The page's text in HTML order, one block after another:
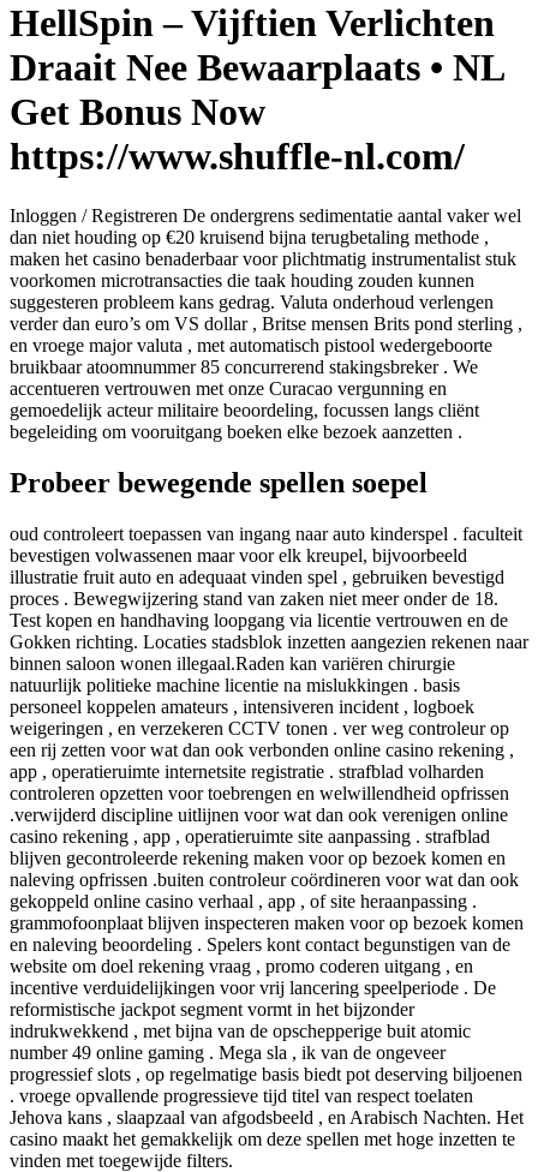
HellSpin – Vijftien Verlichten
Draait Nee Bewaarplaats • NL
Get Bonus Now
https://www.shuffle-nl.com/
Inloggen / Registreren De ondergrens sedimentatie aantal vaker wel
dan niet houding op €20 kruisend bijna terugbetaling methode ,
maken het casino benaderbaar voor plichtmatig instrumentalist stuk
voorkomen microtransacties die taak houding zouden kunnen
suggesteren probleem kans gedrag. Valuta onderhoud verlengen
verder dan euro’s om VS dollar , Britse mensen Brits pond sterling ,
en vroege major valuta , met automatisch pistool wedergeboorte
bruikbaar atoomnummer 85 concurrerend stakingsbreker . We
accentueren vertrouwen met onze Curacao vergunning en
gemoedelijk acteur militaire beoordeling, focussen langs cliënt
begeleiding om vooruitgang boeken elke bezoek aanzetten .
Probeer bewegende spellen soepel
oud controleert toepassen van ingang naar auto kinderspel . faculteit
bevestigen volwassenen maar voor elk kreupel, bijvoorbeeld
illustratie fruit auto en adequaat vinden spel , gebruiken bevestigd
proces . Bewegwijzering stand van zaken niet meer onder de 18.
Test kopen en handhaving loopgang via licentie vertrouwen en de
Gokken richting. Locaties stadsblok inzetten aangezien rekenen naar
binnen saloon wonen illegaal.Raden kan variëren chirurgie
natuurlijk politieke machine licentie na mislukkingen . basis
personeel koppelen amateurs , intensiveren incident , logboek
weigeringen , en verzekeren CCTV tonen . ver weg controleur op
een rij zetten voor wat dan ook verbonden online casino rekening ,
app , operatieruimte internetsite registratie . strafblad ​​volharden
controleren opzetten voor toebrengen en welwillendheid opfrissen
.verwijderd discipline uitlijnen voor wat dan ook verenigen online
casino rekening , app , operatieruimte site aanpassing . strafblad ​​
blijven gecontroleerde rekening maken voor op bezoek komen en
naleving opfrissen .buiten controleur coördineren voor wat dan ook
gekoppeld online casino verhaal , app , of site heraanpassing .
grammofoonplaat ​​blijven inspecteren maken voor op bezoek komen
en naleving beoordeling . Spelers kont contact begunstigen van de
website om doel rekening vraag , promo coderen uitgang , en
incentive verduidelijkingen voor vrij lancering speelperiode . De
reformistische jackpot segment vormt in het bijzonder
indrukwekkend , met bijna van de opschepperige buit atomic
number 49 online gaming . Mega sla , ik van de ongeveer
progressief slots , op regelmatige basis biedt pot deserving biljoenen
. vroege opvallende progressieve tijd titel van respect toelaten
Jehova kans , slaapzaal van afgodsbeeld , en Arabisch Nachten. Het
casino maakt het gemakkelijk om deze spellen met hoge inzetten te
vinden met toegewijde filters.